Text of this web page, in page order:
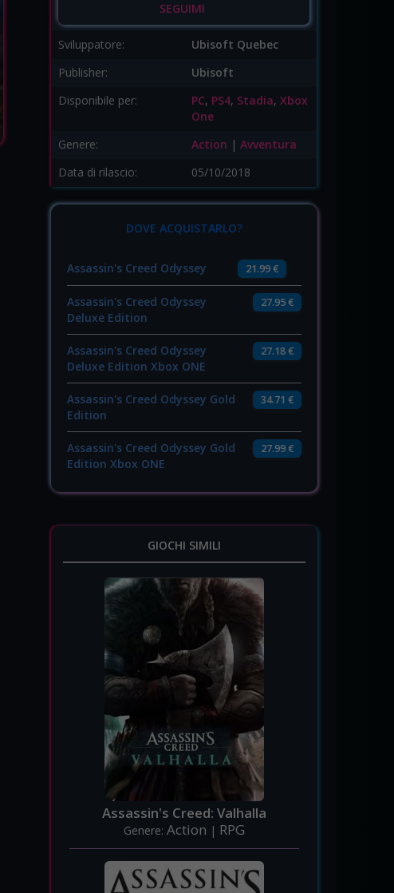
SEGUIMI
Sviluppatore:
Ubisoft Quebec
Publisher:
Ubisoft
Disponibile per:
PC, PS4, Stadia, Xbox
One
Genere:
Action | Avventura
Data di rilascio:
05/10/2018
DOVE ACQUISTARLO?
Assassin's Creed Odyssey 21.99 €
Assassin's Creed Odyssey
Deluxe Edition
27.95 €
Assassin's Creed Odyssey
Deluxe Edition Xbox ONE
27.18 €
Assassin's Creed Odyssey Gold
Edition
34.71 €
Assassin's Creed Odyssey Gold
Edition Xbox ONE
27.99 €
GIOCHI SIMILI
Assassin's Creed: Valhalla
Genere: Action | RPG